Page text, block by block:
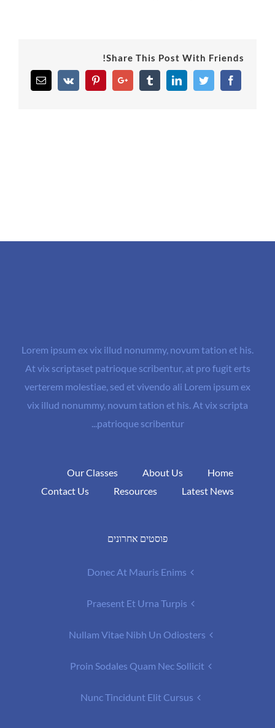
Share This Post With Friends!
Facebook
Twitter
Linkedin
Tumblr
Google+
Pinterest
Vk
Email
Lorem ipsum ex vix illud nonummy, novum tation et his.
At vix scriptaset patrioque scribentur, at pro fugit erts
verterem molestiae, sed et vivendo ali Lorem ipsum ex
vix illud nonummy, novum tation et his. At vix scripta
patrioque scribentur...
Home
About Us
Our Classes
Latest News
Resources
Contact Us
פוסטים אחרונים
Donec At Mauris Enims
Praesent Et Urna Turpis
Nullam Vitae Nibh Un Odiosters
Proin Sodales Quam Nec Sollicit
Nunc Tincidunt Elit Cursus